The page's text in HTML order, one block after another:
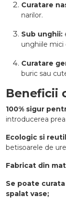
Curatare
narilor.
Sub unghii:
unghiile mici
Curatare
buric sau
Beneficii
100% sigur
introducerea
Ecologic si
betisoarele de
Fabricat din
Se poate
spalat vase;